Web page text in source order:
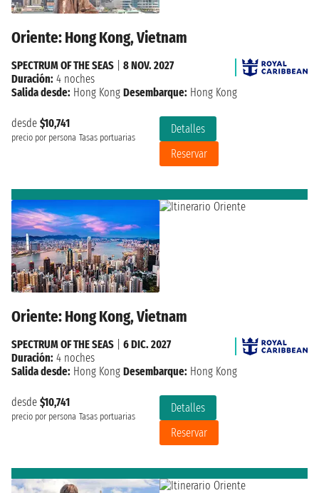
Oriente: Hong Kong, Vietnam
desde $10,741
precio por persona Tasas portuarias
Detalles
Reservar
SPECTRUM OF THE SEAS
8 NOV. 2027
Duración: 4 noches
Salida desde: Hong Kong Desembarque: Hong Kong
Oriente: Hong Kong, Vietnam
desde $10,741
precio por persona Tasas portuarias
Detalles
Reservar
SPECTRUM OF THE SEAS
6 DIC. 2027
Duración: 4 noches
Salida desde: Hong Kong Desembarque: Hong Kong